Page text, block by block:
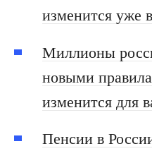
изменится уже
Миллионы
новыми
изменится для
Пенсии в